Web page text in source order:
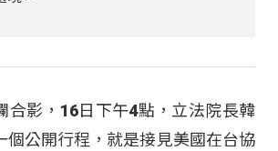
合影，16日下午4點，立法院長韓
個公開行程，就是接見美國在台協